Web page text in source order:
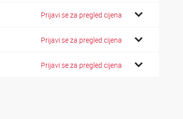
Prijavi se za pregled cijena
Prijavi se za pregled cijena
Prijavi se za pregled cijena